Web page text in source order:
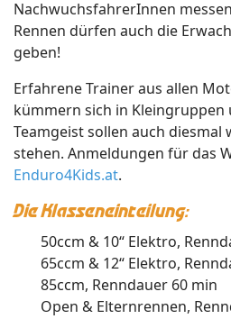
NachwuchsfahrerInnen
Rennen dürfen auch die
geben!
Erfahrene Trainer aus allen
kümmern sich in Kleingruppen
Teamgeist sollen auch diesmal
stehen. Anmeldungen für das
Enduro4Kids.at.
Die Klasseneinteilung:
50ccm & 10“ Elektro,
65ccm & 12“ Elektro,
85ccm, Renndauer 60 min
Open & Elternrennen,